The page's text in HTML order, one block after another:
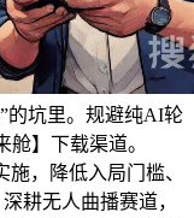
的坑里。规避纯AI轮
】下载渠道。
，降低入局门槛、
耕无人曲播赛道，